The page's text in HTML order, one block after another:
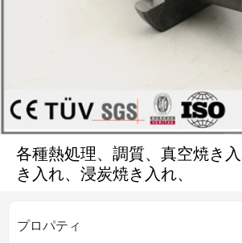
各種熱処理、調質、真空焼き
き入れ、浸炭焼き入れ、
プロパティ